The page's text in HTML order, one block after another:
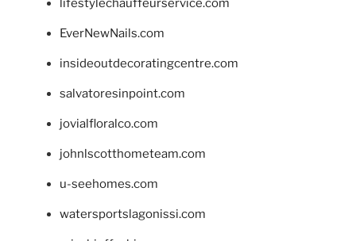
lifestylechauffeurservice.com
EverNewNails.com
insideoutdecoratingcentre.com
salvatoresinpoint.com
jovialfloralco.com
johnlscotthometeam.com
u-seehomes.com
watersportslagonissi.com